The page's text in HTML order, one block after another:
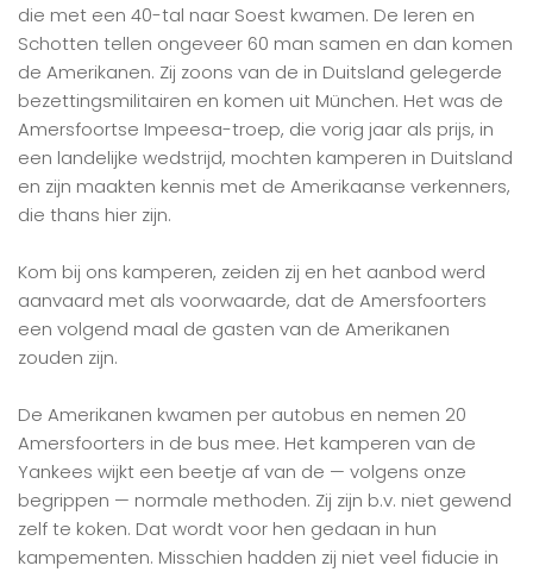
die met een 40-tal naar Soest kwamen. De Ieren en
Schotten tellen ongeveer 60 man samen en dan komen
de Amerikanen. Zij zoons van de in Duitsland gelegerde
bezettingsmilitairen en komen uit München. Het was de
Amersfoortse Impeesa-troep, die vorig jaar als prijs, in
een landelijke wedstrijd, mochten kamperen in Duitsland
en zijn maakten kennis met de Amerikaanse verkenners,
die thans hier zijn.
Kom bij ons kamperen, zeiden zij en het aanbod werd
aanvaard met als voorwaarde, dat de Amersfoorters
een volgend maal de gasten van de Amerikanen
zouden zijn.
De Amerikanen kwamen per autobus en nemen 20
Amersfoorters in de bus mee. Het kamperen van de
Yankees wijkt een beetje af van de — volgens onze
begrippen — normale methoden. Zij zijn b.v. niet gewend
zelf te koken. Dat wordt voor hen gedaan in hun
kampementen. Misschien hadden zij niet veel fiducie in